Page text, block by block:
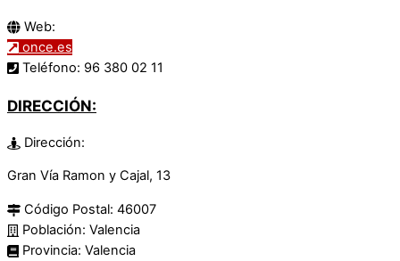
Web:
once.es
Teléfono: 96 380 02 11
DIRECCIÓN:
Dirección:
Gran Vía Ramon y Cajal, 13
Código Postal: 46007
Población: Valencia
Provincia: Valencia